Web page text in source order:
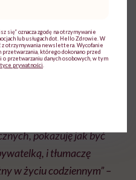
o sobie mówi –
porusza
prawa kobiet,
ekonomiczne.
pokazuję jak być
i tłumaczę
w życiu codziennym” –
się” oznacza zgodę na otrzymywanie
lub usługach dot. Hello Zdrowie. W
z otrzymywania newslettera. Wycofanie
przetwarzania, którego dokonano przed
przetwarzaniu danych osobowych, w tym
prywatności